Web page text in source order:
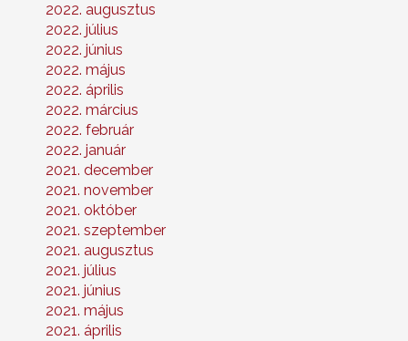
2022. augusztus
2022. július
2022. június
2022. május
2022. április
2022. március
2022. február
2022. január
2021. december
2021. november
2021. október
2021. szeptember
2021. augusztus
2021. július
2021. június
2021. május
2021. április